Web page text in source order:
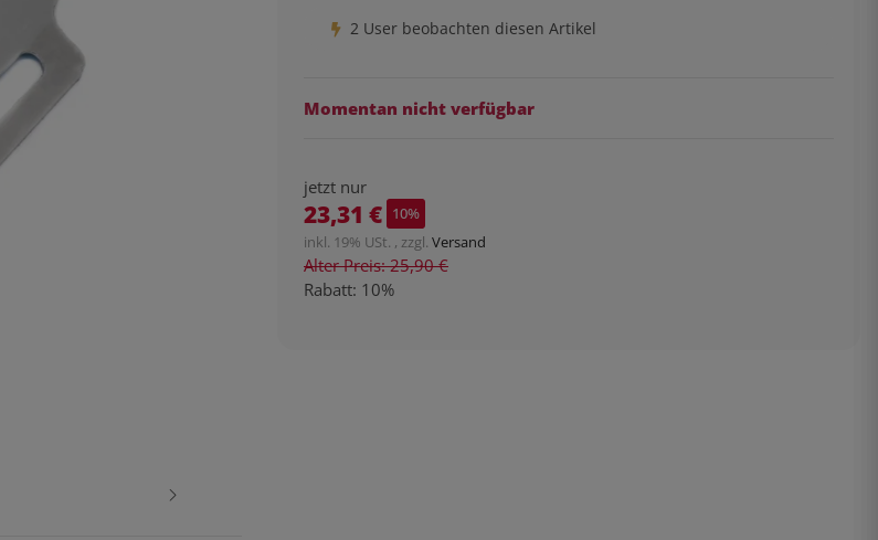
2 User beobachten diesen Artikel
Momentan nicht verfügbar
jetzt nur
23,31 € 10%
inkl. 19% USt. , zzgl. Versand
Alter Preis: 25,90 €
Rabatt: 10%